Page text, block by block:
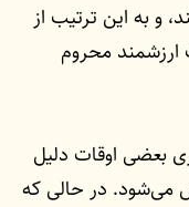
و به این ترتیب از
محروم
بعضی اوقات دلیل
می‌شود. در حالی که